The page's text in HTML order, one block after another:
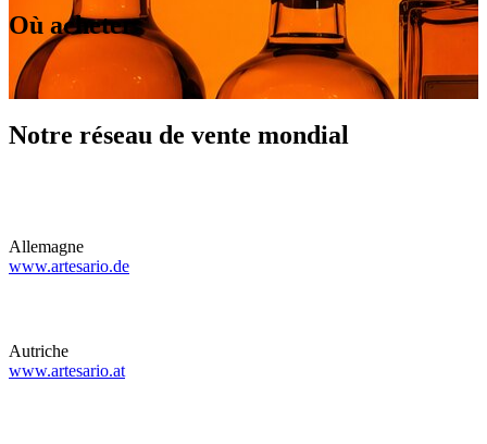
Où acheter
Notre réseau de vente mondial
Allemagne
www.artesario.de
Autriche
www.artesario.at